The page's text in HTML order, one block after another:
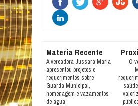
Materia Recente
A vereadora Jussara Maria
apresentou projetos e
requerimentos sobre
Guarda Municipal,
homenagem e vazamentos
de água.
O